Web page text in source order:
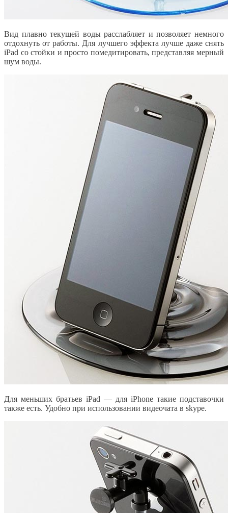
Вид плавно текущей воды расслабляет и позволяет немного
отдохнуть от работы. Для лучшего эффекта лучше даже снять
iPad со стойки и просто помедитировать, представляя мерный
шум воды.
Для меньших братьев iPad — для iPhone такие подставочки
также есть. Удобно при использовании видеочата в skype.